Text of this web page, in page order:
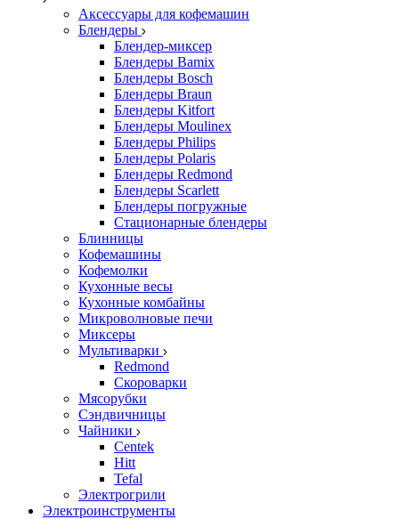
Аксессуары для кофемашин
Блендеры
Блендер-миксер
Блендеры Bamix
Блендеры Bosch
Блендеры Braun
Блендеры Kitfort
Блендеры Moulinex
Блендеры Philips
Блендеры Polaris
Блендеры Redmond
Блендеры Scarlett
Блендеры погружные
Стационарные блендеры
Блинницы
Кофемашины
Кофемолки
Кухонные весы
Кухонные комбайны
Микроволновые печи
Миксеры
Мультиварки
Redmond
Скороварки
Мясорубки
Сэндвичницы
Чайники
Centek
Hitt
Tefal
Электрогрили
Электроинструменты